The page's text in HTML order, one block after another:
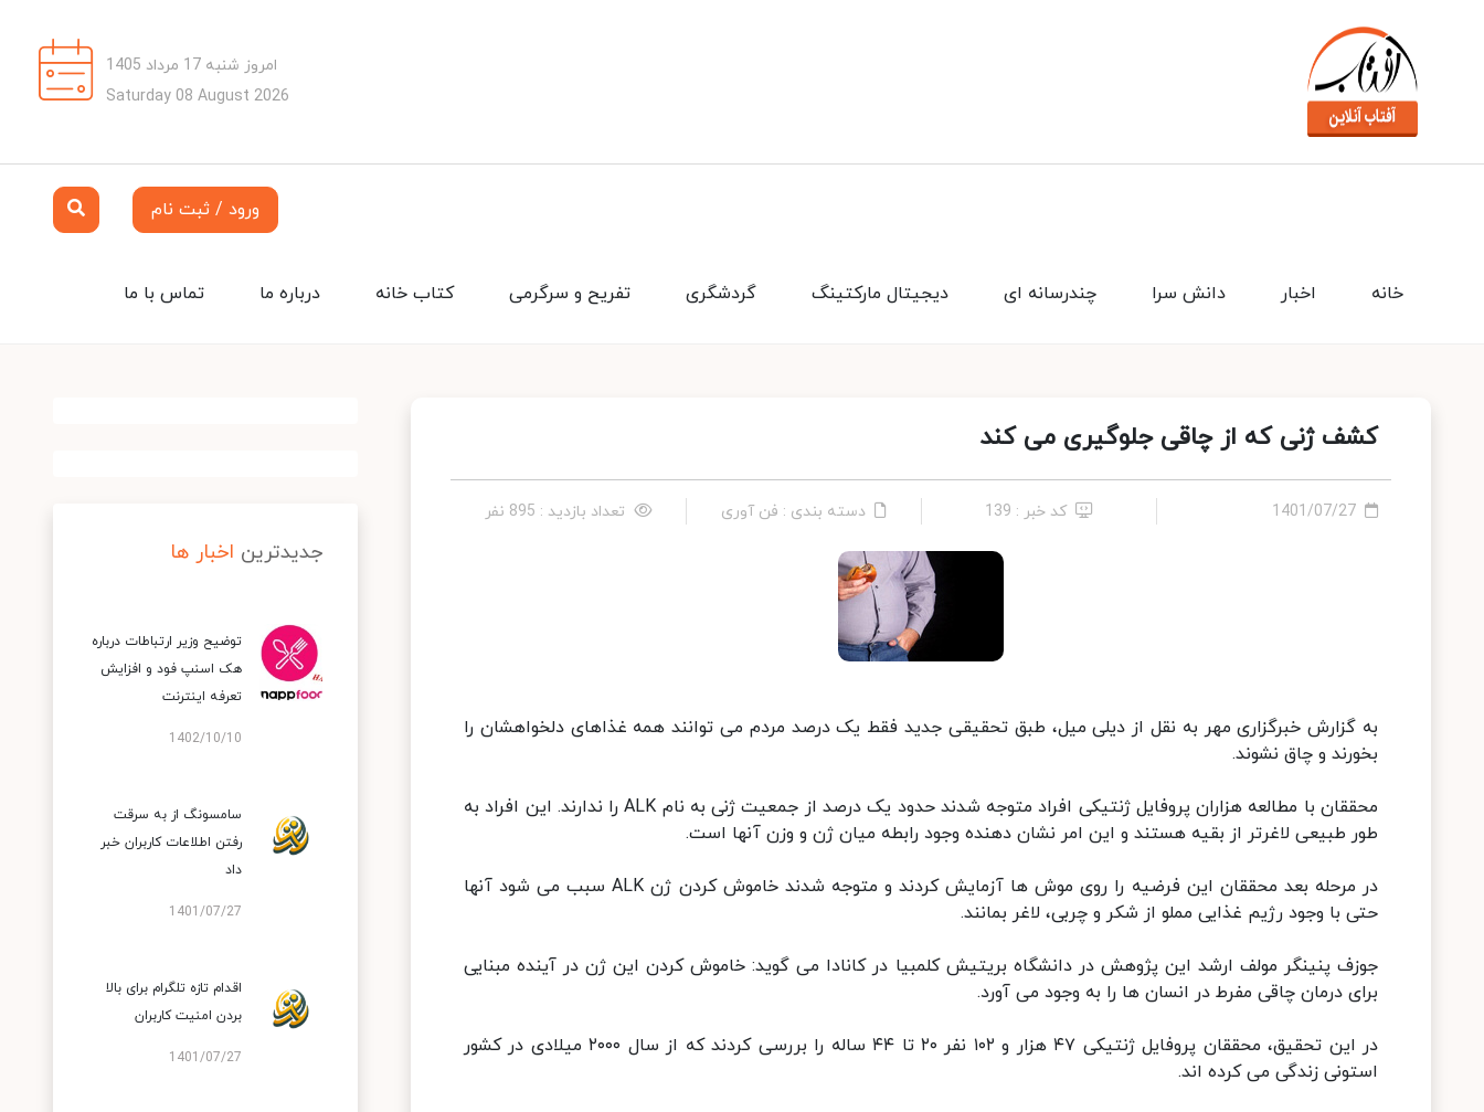
امروز شنبه 17 مرداد 1405
Saturday 08 August 2026
ورود / ثبت نام
تماس با ما درباره ما کتاب خانه تفریح و سرگرمی گردشگری دیجیتال مارکتینگ چندرسانه ای دانش سرا اخبار خانه
کشف ژنی که از چاقی جلوگیری می کند
1401/07/27 کد خبر : 139 دسته بندی : فن آوری تعداد بازدید : 895 نفر
به گزارش خبرگزاری مهر به نقل از دیلی میل، طبق تحقیقی جدید فقط یک درصد مردم می توانند همه غذاهای دلخواهشان را
بخورند و چاق نشوند.
محققان با مطالعه هزاران پروفایل ژنتیکی افراد متوجه شدند حدود یک درصد از جمعیت ژنی به نام ALK را ندارند. این افراد به
طور طبیعی لاغرتر از بقیه هستند و این امر نشان دهنده وجود رابطه میان ژن و وزن آنها است.
در مرحله بعد محققان این فرضیه را روی موش ها آزمایش کردند و متوجه شدند خاموش کردن ژن ALK سبب می شود آنها
حتی با وجود رژیم غذایی مملو از شکر و چربی، لاغر بمانند.
جوزف پنینگر مولف ارشد این پژوهش در دانشگاه بریتیش کلمبیا در کانادا می گوید: خاموش کردن این ژن در آینده مبنایی
برای درمان چاقی مفرط در انسان ها را به وجود می آورد.
در این تحقیق، محققان پروفایل ژنتیکی ۴۷ هزار و ۱۰۲ نفر ۲۰ تا ۴۴ ساله را بررسی کردند که از سال ۲۰۰۰ میلادی در کشور
استونی زندگی می کرده اند.
جدیدترین اخبار ها
توضیح وزیر ارتباطات درباره
هک اسنپ‌ فود و افزایش
تعرفه اینترنت
1402/10/10
سامسونگ از به سرقت
رفتن اطلاعات کاربران خبر
داد
1401/07/27
اقدام تازه تلگرام برای بالا
بردن امنیت کاربران
1401/07/27